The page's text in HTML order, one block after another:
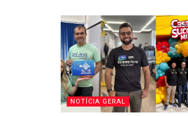
NOTÍCIA GERAL